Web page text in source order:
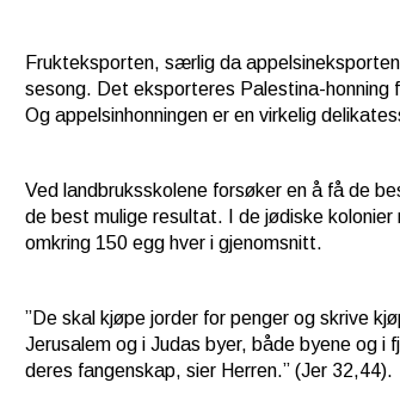
Frukteksporten, særlig da
sesong. Det eksporteres Palestina-honning
Og appelsinhonningen er en virkelig
Ved landbruksskolene forsøker en å få de
de best mulige resultat. I de jødiske
omkring 150 egg hver i gjenomsnitt.
”De skal kjøpe jorder for penger og skrive
Jerusalem og i Judas byer, både byene og i
deres fangenskap, sier Herren.” (Jer 32,44).